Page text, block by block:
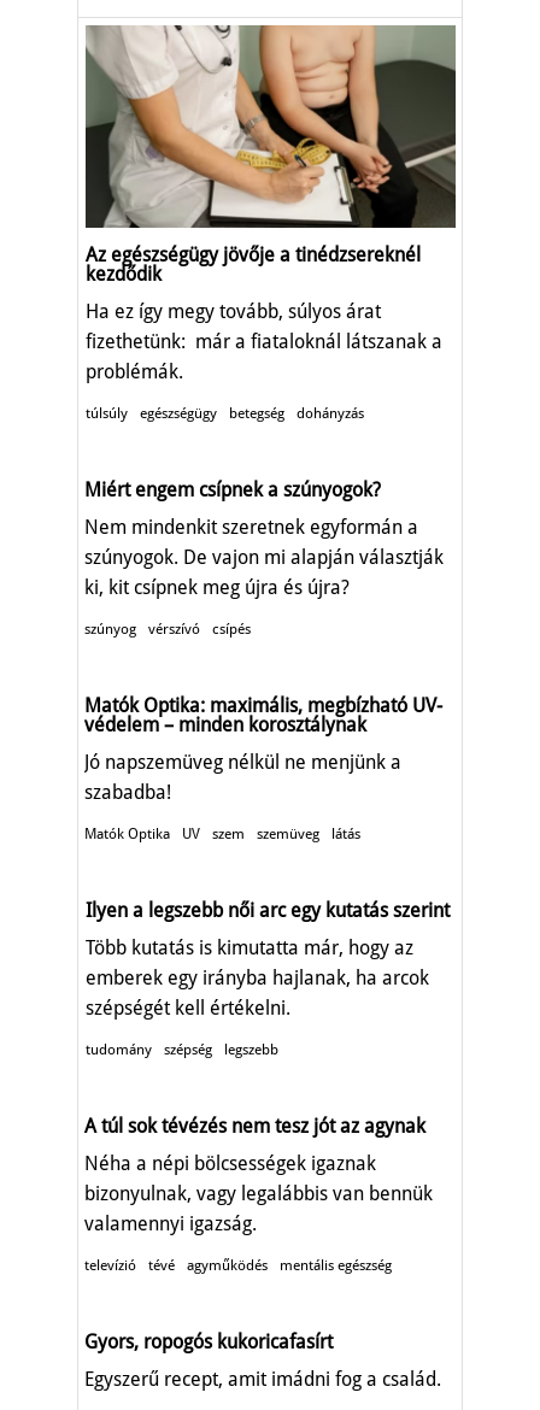
Az egészségügy jövője a tinédzsereknél
kezdődik
Ha ez így megy tovább, súlyos árat
fizethetünk: már a fiataloknál látszanak a
problémák.
túlsúly egészségügy betegség dohányzás
Miért engem csípnek a szúnyogok?
Nem mindenkit szeretnek egyformán a
szúnyogok. De vajon mi alapján választják
ki, kit csípnek meg újra és újra?
szúnyog vérszívó csípés
Matók Optika: maximális, megbízható UV-
védelem – minden korosztálynak
Jó napszemüveg nélkül ne menjünk a
szabadba!
Matók Optika UV szem szemüveg látás
Ilyen a legszebb női arc egy kutatás szerint
Több kutatás is kimutatta már, hogy az
emberek egy irányba hajlanak, ha arcok
szépségét kell értékelni.
tudomány szépség legszebb
A túl sok tévézés nem tesz jót az agynak
Néha a népi bölcsességek igaznak
bizonyulnak, vagy legalábbis van bennük
valamennyi igazság.
televízió tévé agyműködés mentális egészség
Gyors, ropogós kukoricafasírt
Egyszerű recept, amit imádni fog a család.